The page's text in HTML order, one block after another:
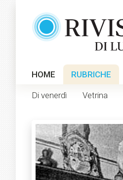
HOME RUBRICHE
Di venerdì Vetrina